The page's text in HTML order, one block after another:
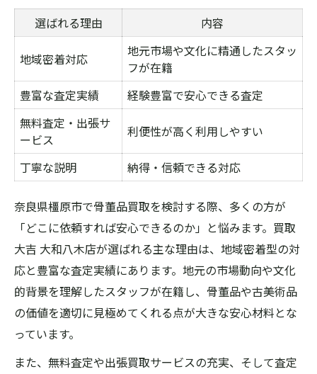
選ばれる理由 内容
地域密着対応
地元市場や文化に精通したスタッ
フが在籍
豊富な査定実績
経験豊富で安心できる査定
無料査定・出張サ
ービス
利便性が高く利用しやすい
丁寧な説明 納得・信頼できる対応
奈良県橿原市で骨董品買取を検討する際、多くの方が
「どこに依頼すれば安心できるのか」と悩みます。買取
大吉 大和八木店が選ばれる主な理由は、地域密着型の対
応と豊富な査定実績にあります。地元の市場動向や文化
的背景を理解したスタッフが在籍し、骨董品や古美術品
の価値を適切に見極めてくれる点が大きな安心材料とな
っています。
また、無料査定や出張買取サービスの充実、そして査定